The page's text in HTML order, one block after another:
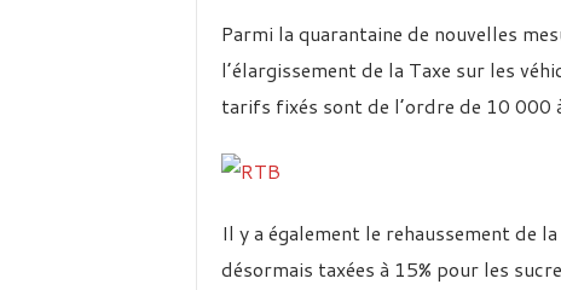
Parmi la quarantaine de nouvelles
l’élargissement de la Taxe sur les
tarifs fixés sont de l’ordre de 10 000
Il y a également le rehaussement de
désormais taxées à 15% pour les